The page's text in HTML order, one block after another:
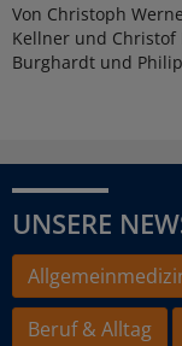
Von Christoph
Kellner und
Burghardt und
UNSERE
Beruf & Alltag